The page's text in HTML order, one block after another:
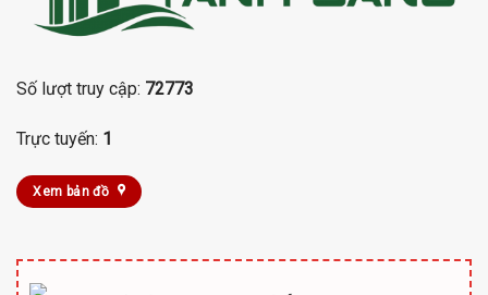
Số lượt truy cập: 72773
Trực tuyến: 1
Xem bản đồ